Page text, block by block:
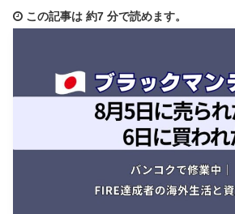
この記事は 約7 分で読めます。